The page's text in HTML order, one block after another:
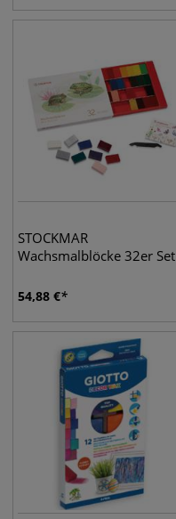
STOCKMAR
Wachsmalblöcke 32er Set
54,88 €